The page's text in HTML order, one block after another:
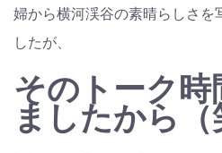
婦から横河渓谷の素晴らしさを
したが、
そのトーク時
ましたから（